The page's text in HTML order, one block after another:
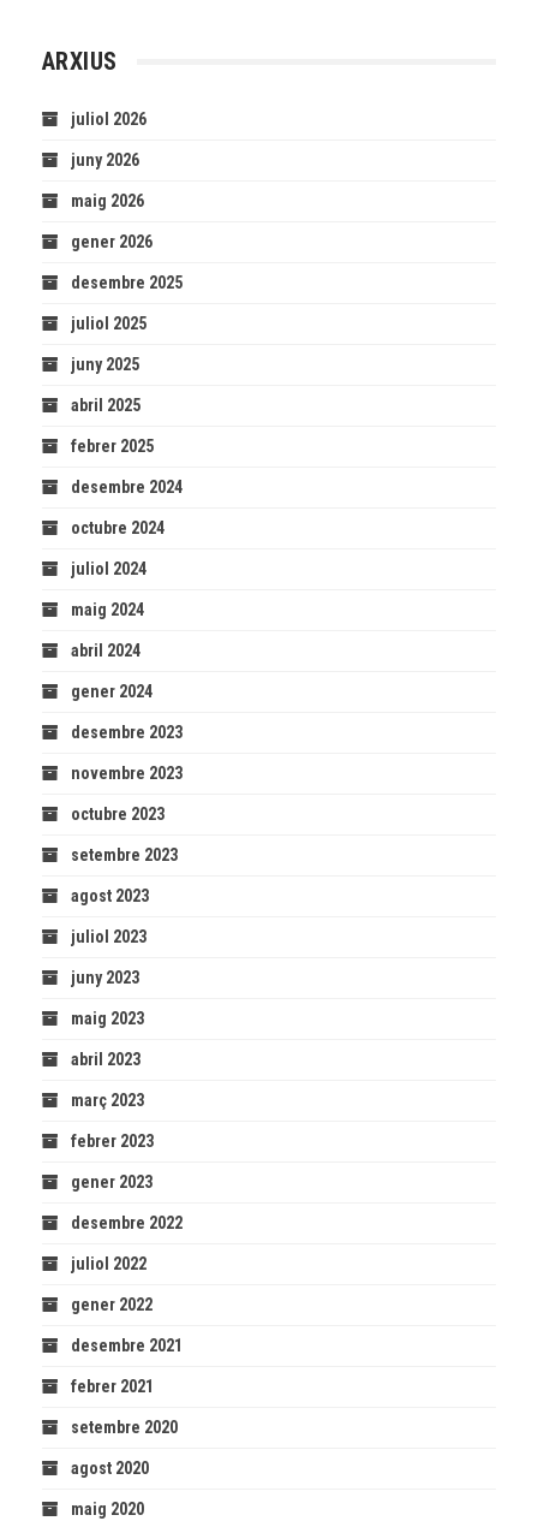
ARXIUS
juliol 2026
juny 2026
maig 2026
gener 2026
desembre 2025
juliol 2025
juny 2025
abril 2025
febrer 2025
desembre 2024
octubre 2024
juliol 2024
maig 2024
abril 2024
gener 2024
desembre 2023
novembre 2023
octubre 2023
setembre 2023
agost 2023
juliol 2023
juny 2023
maig 2023
abril 2023
març 2023
febrer 2023
gener 2023
desembre 2022
juliol 2022
gener 2022
desembre 2021
febrer 2021
setembre 2020
agost 2020
maig 2020